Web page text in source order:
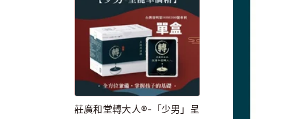
莊廣和堂轉大人®-「少男」呈